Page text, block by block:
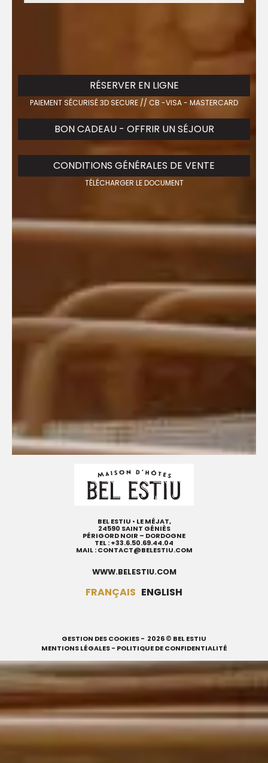
RÉSERVER EN LIGNE
PAIEMENT SÉCURISÉ 3D SECURE // CB -VISA - MASTERCARD
BON CADEAU - OFFRIR UN SÉJOUR
CONDITIONS GÉNÉRALES DE VENTE
TÉLÉCHARGER LE DOCUMENT
BEL ESTIU • LE MÉJAT,
24590 SAINT GÉNIÈS
PÉRIGORD NOIR – DORDOGNE
TEL :+33.6.50.69.44.04
MAIL :CONTACT@BELESTIU.COM
WWW.BELESTIU.COM
FRANÇAIS ENGLISH
GESTION DES COOKIES- 2026 © BEL ESTIU
MENTIONS LÉGALES- POLITIQUE DE CONFIDENTIALITÉ